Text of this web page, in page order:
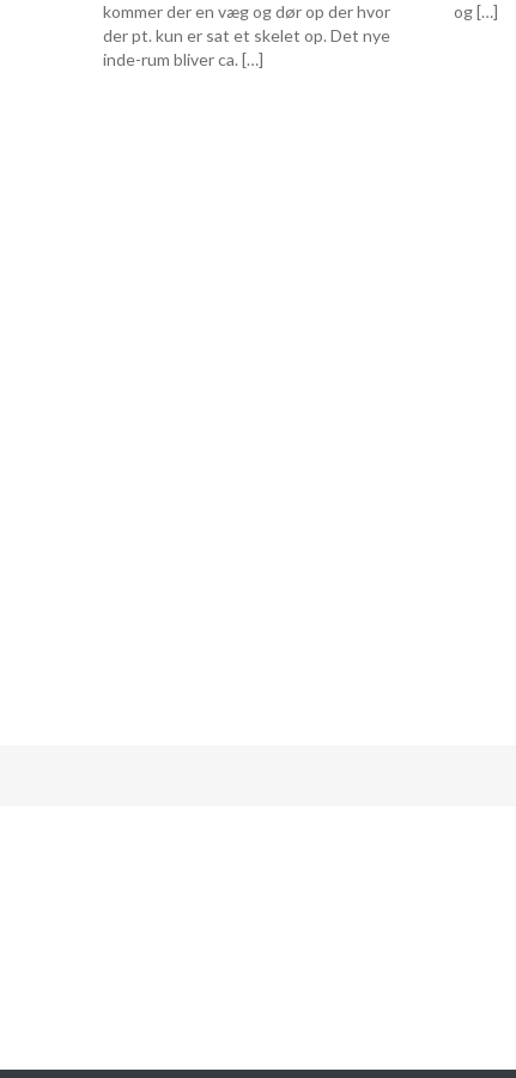
kommer der en væg og dør op der hvor
der pt. kun er sat et skelet op. Det nye
inde-rum bliver ca. […]
og […]